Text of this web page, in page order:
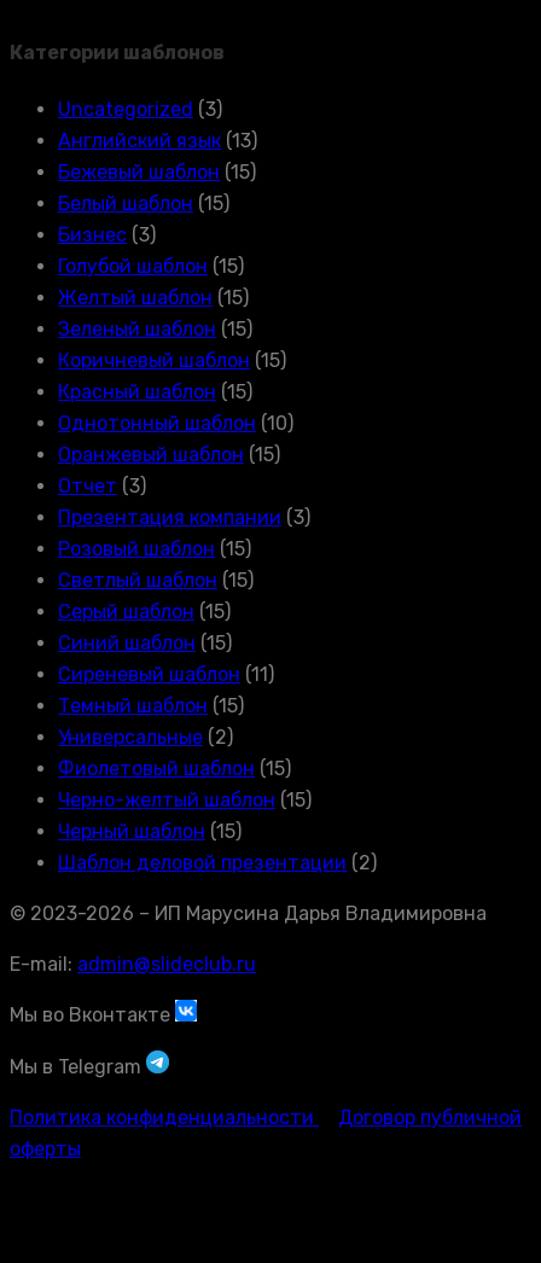
Категории шаблонов
Uncategorized (3)
Английский язык (13)
Бежевый шаблон (15)
Белый шаблон (15)
Бизнес (3)
Голубой шаблон (15)
Желтый шаблон (15)
Зеленый шаблон (15)
Коричневый шаблон (15)
Красный шаблон (15)
Однотонный шаблон (10)
Оранжевый шаблон (15)
Отчет (3)
Презентация компании (3)
Розовый шаблон (15)
Светлый шаблон (15)
Серый шаблон (15)
Синий шаблон (15)
Сиреневый шаблон (11)
Темный шаблон (15)
Универсальные (2)
Фиолетовый шаблон (15)
Черно-желтый шаблон (15)
Черный шаблон (15)
Шаблон деловой презентации (2)
© 2023-2026 – ИП Марусина Дарья Владимировна
E-mail: admin@slideclub.ru
Мы во Вконтакте
Мы в Telegram
Политика конфиденциальности
Договор публичной
оферты